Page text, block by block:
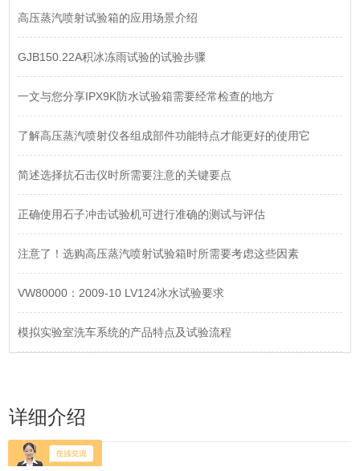
高压蒸汽喷射试验箱的应用场景介绍
GJB150.22A积冰冻雨试验的试验步骤
一文与您分享IPX9K防水试验箱需要经常检查的地方
了解高压蒸汽喷射仪各组成部件功能特点才能更好的使用它
简述选择抗石击仪时所需要注意的关键要点
正确使用石子冲击试验机可进行准确的测试与评估
注意了！选购高压蒸汽喷射试验箱时所需要考虑这些因素
VW80000：2009-10 LV124冰水试验要求
模拟实验室洗车系统的产品特点及试验流程
详细介绍